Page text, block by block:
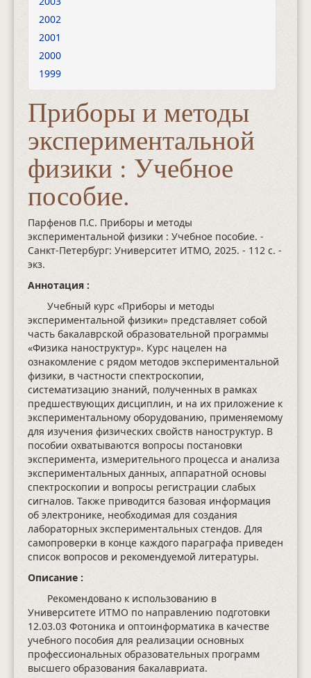
2002
2001
2000
1999
Приборы и методы
экспериментальной
физики : Учебное
пособие.
Парфенов П.С. Приборы и методы
экспериментальной физики : Учебное пособие. -
Санкт-Петербург: Университет ИТМО, 2025. - 112 с. -
экз.
Аннотация :
Учебный курс «Приборы и методы
экспериментальной физики» представляет собой
часть бакалаврской образовательной программы
«Физика наноструктур». Курс нацелен на
ознакомление с рядом методов экспериментальной
физики, в частности спектроскопии,
систематизацию знаний, полученных в рамках
предшествующих дисциплин, и на их приложение к
экспериментальному оборудованию, применяемому
для изучения физических свойств наноструктур. В
пособии охватываются вопросы постановки
эксперимента, измерительного процесса и анализа
экспериментальных данных, аппаратной основы
спектроскопии и вопросы регистрации слабых
сигналов. Также приводится базовая информация
об электронике, необходимая для создания
лабораторных экспериментальных стендов. Для
самопроверки в конце каждого параграфа приведен
список вопросов и рекомендуемой литературы.
Описание :
Рекомендовано к использованию в
Университете ИТМО по направлению подготовки
12.03.03 Фотоника и оптоинформатика в качестве
учебного пособия для реализации основных
профессиональных образовательных программ
высшего образования бакалавриата.